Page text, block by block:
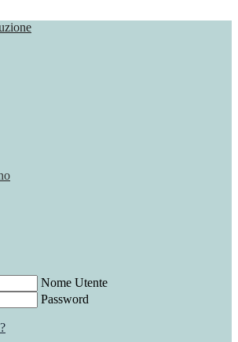
Nome Utente
Password